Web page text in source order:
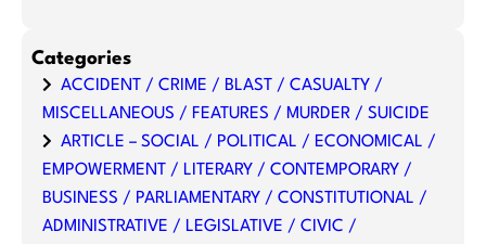
Categories
ACCIDENT / CRIME / BLAST / CASUALTY /
MISCELLANEOUS / FEATURES / MURDER / SUICIDE
ARTICLE – SOCIAL / POLITICAL / ECONOMICAL /
EMPOWERMENT / LITERARY / CONTEMPORARY /
BUSINESS / PARLIAMENTARY / CONSTITUTIONAL /
ADMINISTRATIVE / LEGISLATIVE / CIVIC /